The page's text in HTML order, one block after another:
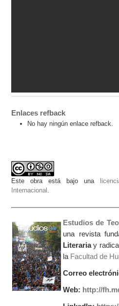
Enlaces refback
No hay ningún enlace refback.
Este obra está bajo una
Internacional
Estudios de
una revista
Literariay
la Facultad de
Correo
Web: http://